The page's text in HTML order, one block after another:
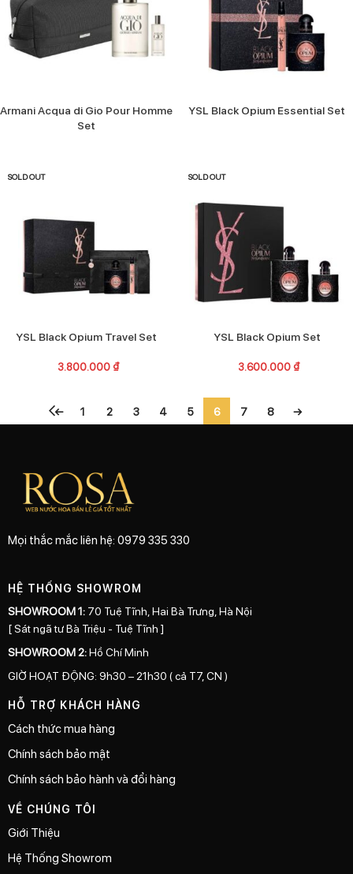
Armani Acqua di Gio Pour Homme
Set
YSL Black Opium Essential Set
SOLD OUT
YSL Black Opium Travel Set
3.800.000 ₫
SOLD OUT
YSL Black Opium Set
3.600.000 ₫
← 1 2 3 4 5 6 7 8 →
Mọi thắc mắc liên hệ: 0979 335 330
HỆ THỐNG SHOWROM
SHOWROOM 1: 70 Tuệ Tĩnh, Hai Bà Trưng, Hà Nội
[ Sát ngã tư Bà Triệu - Tuệ Tĩnh ]
SHOWROOM 2:Hồ Chí Minh
GIỜ HOẠT ĐỘNG: 9h30 – 21h30 ( cả T7, CN )
HỖ TRỢ KHÁCH HÀNG
Cách thức mua hàng
Chính sách bảo mật
Chính sách bảo hành và đổi hàng
VỀ CHÚNG TÔI
Giới Thiệu
Hệ Thống Showrom